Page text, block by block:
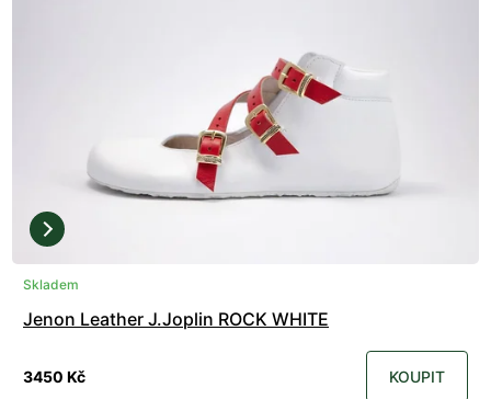
Skladem
Jenon Leather J.Joplin ROCK WHITE
3450 Kč KOUPIT